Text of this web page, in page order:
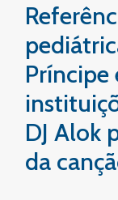
Príncipe
DJ Alok
da